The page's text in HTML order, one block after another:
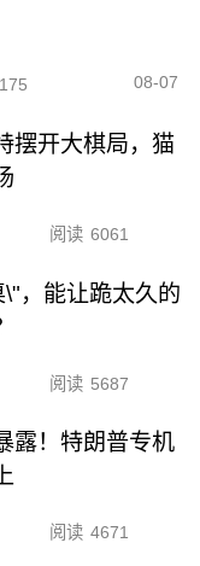
08-07
摆开大棋局，猫
阅读 6061
，能让跪太久的
阅读 5687
露！特朗普专机
阅读 4671